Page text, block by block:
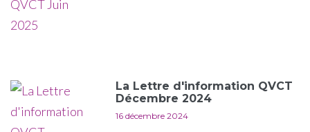
La Lettre d'information QVCT
Décembre 2024
16 décembre 2024